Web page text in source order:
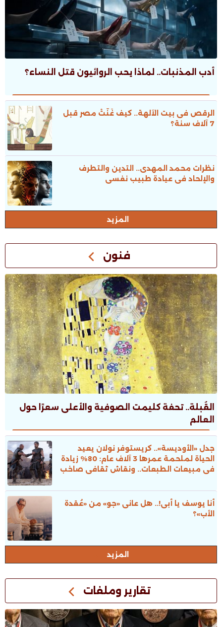
أدب المذنبات.. لماذا يحب الروائيون قتل النساء؟
الرقص فى بيت الآلهة.. كيف غَنَّتْ مصر قبل
7 آلاف سنة؟
نظرات محمد المهدى.. التدين والتطرف
والإلحاد فى عيادة طبيب نفسى
المزيد
فنون
القُبلة.. تحفة كليمت الصوفية والأعلى سعرًا حول
العالم
جدل «الأوديسة».. كريستوفر نولان يعيد
الحياة لملحمة عمرها 3 آلاف عام: 80% زيادة
فى مبيعات الطبعات.. ونقاش ثقافى صاخب
أنا يوسف يا أبى!.. هل عانى «جو» من «عُقدة
الأب»؟
المزيد
تقارير وملفات